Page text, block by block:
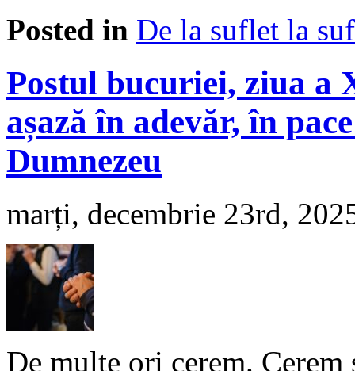
Posted in De la suflet la
Postul bucuriei, ziua a
așază în adevăr, în
Dumnezeu
marți, decembrie 23rd,
De multe ori cerem.